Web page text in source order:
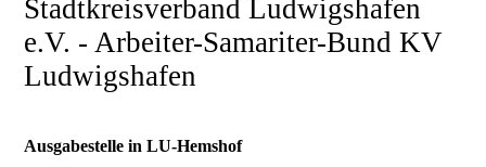
Stadtkreisverband Ludwigshafen
e.V. - Arbeiter-Samariter-Bund KV
Ludwigshafen
Ausgabestelle in LU-Hemshof